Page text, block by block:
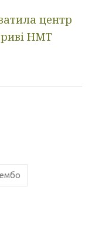
центр
НМТ